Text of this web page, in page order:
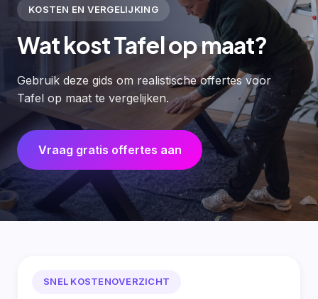
KOSTEN EN VERGELIJKING
Wat kost Tafel op maat?
Gebruik deze gids om realistische offertes voor
Tafel op maat te vergelijken.
Vraag gratis offertes aan
SNEL KOSTENOVERZICHT